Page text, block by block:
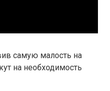
самую малость на
на необходимость